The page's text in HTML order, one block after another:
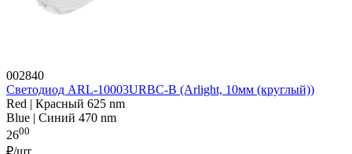
002840
Светодиод ARL-10003URBC-B (Arlight, 10мм (круглый))
Red | Красный 625 nm
Blue | Синий 470 nm
2600